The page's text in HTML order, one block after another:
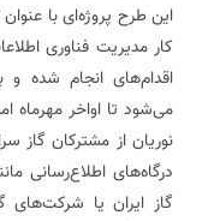
کار مدیریت فناوری
اقدام‌های انجام شده و
می‌شود تا اواخر مهرماه
نوریان از مشترکان گاز
درگاه‌های اطلاع‌رسانی
گاز ایران یا شرکت‌های